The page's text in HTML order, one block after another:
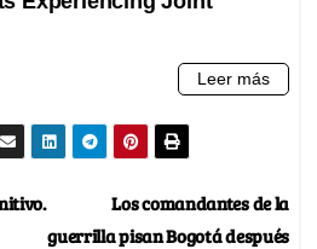
Los comandantes de la
guerrilla pisan Bogotá después